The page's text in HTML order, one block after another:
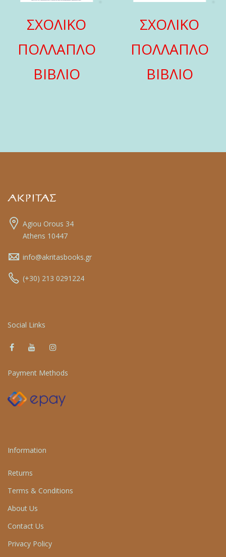
ΣΧΟΛΙΚΟ
ΠΟΛΛΑΠΛΟ
ΒΙΒΛΙΟ
ΣΧΟΛΙΚΟ
ΠΟΛΛΑΠΛΟ
ΒΙΒΛΙΟ
Agiou Orous 34
Athens 10447
info@akritasbooks.gr
(+30) 213 0291224
Social Links
Payment Methods
Information
Returns
Terms & Conditions
About Us
Contact Us
Privacy Policy